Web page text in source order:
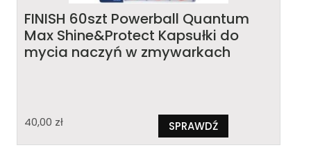
FINISH 60szt Powerball Quantum
Max Shine&Protect Kapsułki do
mycia naczyń w zmywarkach
40,00 zł SPRAWDŹ